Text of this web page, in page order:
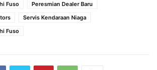
Fuso
Peresmian Dealer Baru
Servis Kendaraan Niaga
Fuso